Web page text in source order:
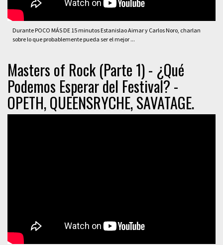
Durante POCO MÁS DE 15 minutos Estanislao Aimar y Carlos Noro, charlan
sobre lo que probablemente pueda ser el mejor ...
Masters of Rock (Parte 1) - ¿Qué
Podemos Esperar del Festival? -
OPETH, QUEENSRYCHE, SAVATAGE.